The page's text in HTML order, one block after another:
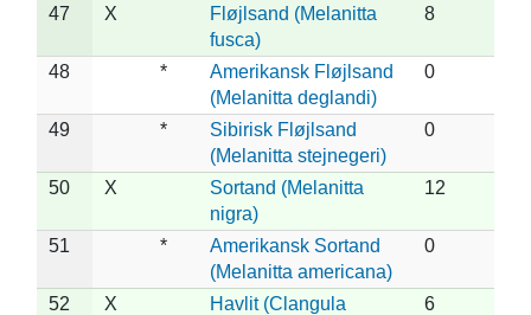
47 X
Fløjlsand (Melanitta
fusca)
8
48 *
Amerikansk Fløjlsand
(Melanitta deglandi)
0
49 *
Sibirisk Fløjlsand
(Melanitta stejnegeri)
0
50 X
Sortand (Melanitta
nigra)
12
51 *
Amerikansk Sortand
(Melanitta americana)
0
52 X
Havlit (Clangula
6